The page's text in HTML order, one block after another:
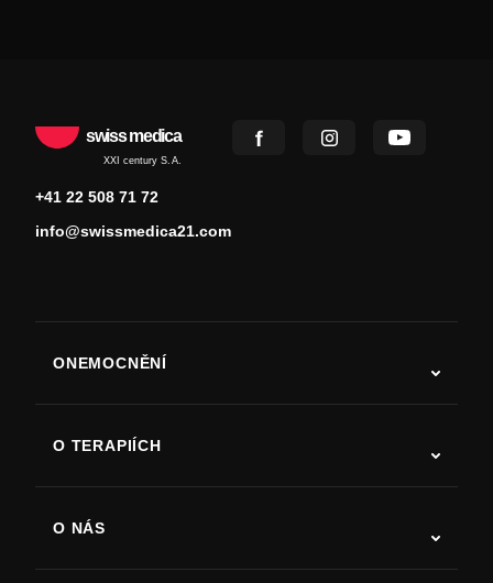
swiss medica
XXI century S.A.
+41 22 508 71 72
info@swissmedica21.com
ONEMOCNĚNÍ
Parkinsonova choroba
Artritida
O TERAPIÍCH
O NÁS